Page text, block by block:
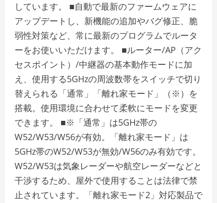
しています。 ■自動で最新のファームウェアに
アップデートし、新機能の追加やバグ修正、脆
弱性対策など、常に最新のプログラムでルータ
ーをお使いいただけます。 ■ルーター/AP（アク
セスポイント）/中継器の基本動作モードに加
え、使用する5GHzの周波数帯をスイッチで切り
替えられる「通常」「離れ家モード」（※）を
搭載。使用環境に合わせて柔軟にモードを変更
できます。 ■※「通常」は5GHz帯の
W52/W53/W56が有効。「離れ家モード」は
5GHz帯のW52/W53が無効/W56のみ有効です。
W52/W53は気象レーダーや航空レーダーなどと
干渉するため、屋外で使用することは法律で禁
止されています。「離れ家モード2」対応製品で